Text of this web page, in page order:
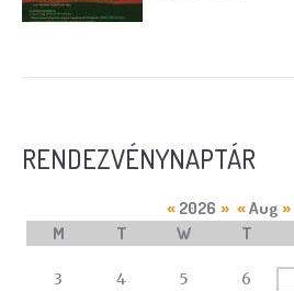
RENDEZVÉNYNAPTÁR
calendar
« 2026 » « Aug »
M T W T
3
4 5 6